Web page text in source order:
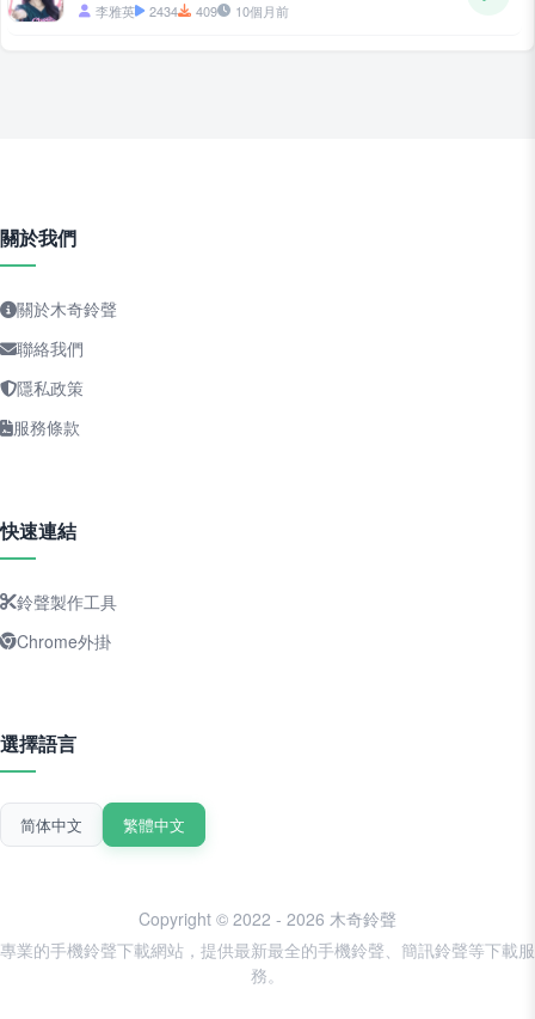
李雅英 2434 409 10個月前
關於我們
關於木奇鈴聲
聯絡我們
隱私政策
服務條款
快速連結
鈴聲製作工具
Chrome外掛
選擇語言
简体中文 繁體中文
Copyright © 2022 - 2026 木奇鈴聲
專業的手機鈴聲下載網站，提供最新最全的手機鈴聲、簡訊鈴聲等下載服
務。